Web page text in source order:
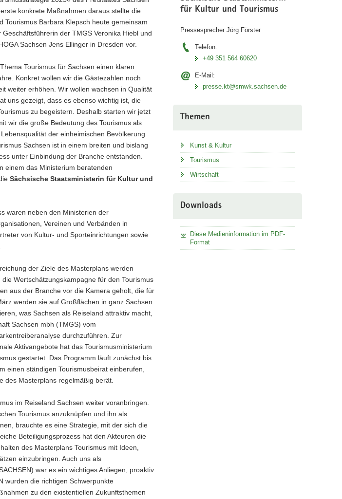
konkrete Maßnahmen daraus stellte die
Tourismus Barbara Klepsch heute gemeinsam
der TMGS Veronika Hiebl und
Sachsen Jens Ellinger in Dresden vor.
Tourismus für Sachsen einen klaren
Konkret wollen wir die Gästezahlen noch
weiter erhöhen. Wir wollen wachsen in Qualität
uns gezeigt, dass es ebenso wichtig ist, die
zu begeistern. Deshalb starten wir jetzt
wir die große Bedeutung des Tourismus als
der einheimischen Bevölkerung
Sachsen ist in einem breiten und bislang
unter Einbindung der Branche entstanden.
einem das Ministerium beratenden
Sächsische Staatsministerin für Kultur und
waren neben den Ministerien der
Vereinen und Verbänden in
von Kultur- und Sporteinrichtungen sowie
der Ziele des Masterplans werden
Wertschätzungskampagne für den Tourismus
aus der Branche vor die Kamera geholt, die für
werden sie auf Großflächen in ganz Sachsen
was Sachsen als Reiseland attraktiv macht,
Sachsen mbh (TMGS) vom
durchzuführen. Zur
Aktivangebote hat das Tourismusministerium
gestartet. Das Programm läuft zunächst bis
einen ständigen Tourismusbeirat einberufen,
des Masterplans regelmäßig berät.
im Reiseland Sachsen weiter voranbringen.
Tourismus anzuknüpfen und ihn als
brauchte es eine Strategie, mit der sich die
Beteiligungsprozess hat den Akteuren die
des Masterplans Tourismus mit Ideen,
einzubringen. Auch uns als
war es ein wichtiges Anliegen, proaktiv
wurden die richtigen Schwerpunkte
zu den existentiellen Zukunftsthemen
für Kultur und Tourismus
Pressesprecher Jörg Förster
Telefon:
+49 351 564 60620
E-Mail:
presse.kt@smwk.sachsen.de
Themen
Kunst & Kultur
Tourismus
Wirtschaft
Downloads
Diese Medieninformation im PDF-
Format